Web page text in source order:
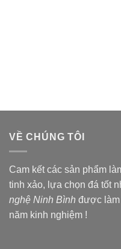
VỀ CHÚNG TÔI
Cam kết các sản phẩm
tinh xảo, lựa chọn đá tốt
nghệ Ninh Bình được làm
năm kinh nghiệm !